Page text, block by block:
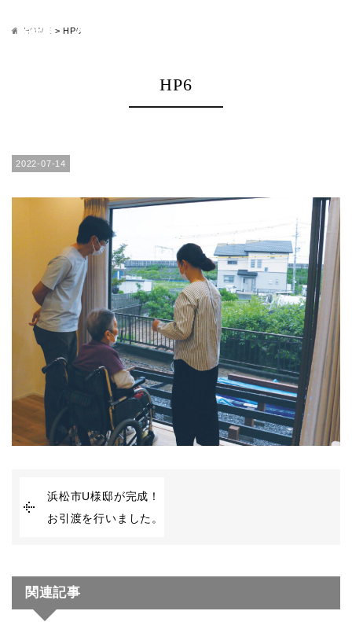
HOME > HP6
HP6
2022-07-14
浜松市U様邸が完成！
お引渡を行いました。
関連記事